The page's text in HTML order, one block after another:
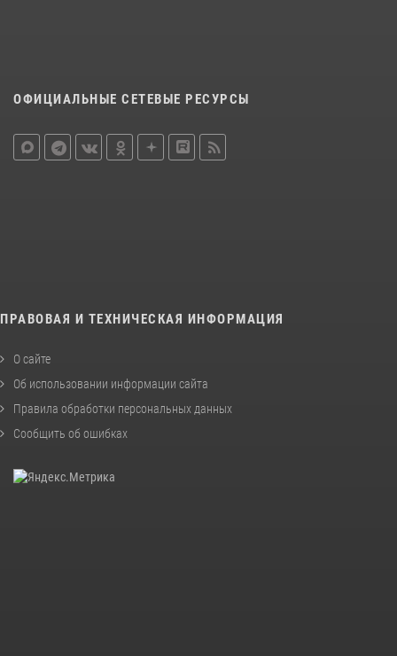
ОФИЦИАЛЬНЫЕ СЕТЕВЫЕ РЕСУРСЫ
ПРАВОВАЯ И ТЕХНИЧЕСКАЯ ИНФОРМАЦИЯ
О сайте
Об использовании информации сайта
Правила обработки персональных данных
Сообщить об ошибках